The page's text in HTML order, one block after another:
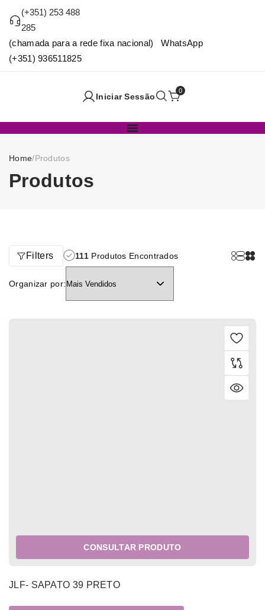
(+351) 253 488
285
(chamada para a rede fixa nacional) WhatsApp
(+351) 936511825
Iniciar Sessão
0
Home/Produtos
Produtos
Filters 111 Produtos Encontrados
Organizar por:
CONSULTAR PRODUTO
JLF- SAPATO 39 PRETO